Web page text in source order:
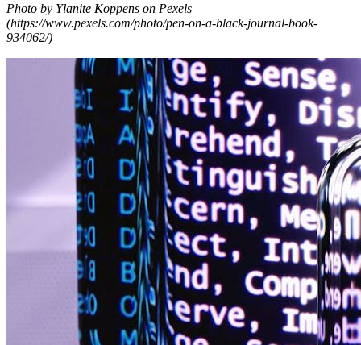
Photo by Ylanite Koppens on Pexels
(https://www.pexels.com/photo/pen-on-a-black-journal-book-
934062/)